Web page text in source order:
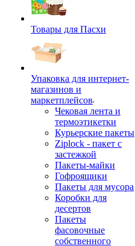
Товары для Пасхи
Упаковка для интернет-
магазинов и
маркетплейсов
Чековая лента и
термоэтикетки
Курьерские пакеты
Ziplock - пакет с
застежкой
Пакеты-майки
Гофроящики
Пакеты для мусора
Коробки для
десертов
Пакеты
фасовочные
собственного